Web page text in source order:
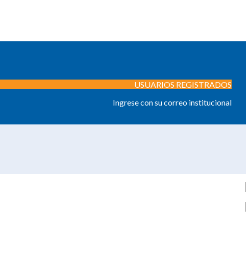
USUARIOS REGISTRADOS
Ingrese con su correo institucional